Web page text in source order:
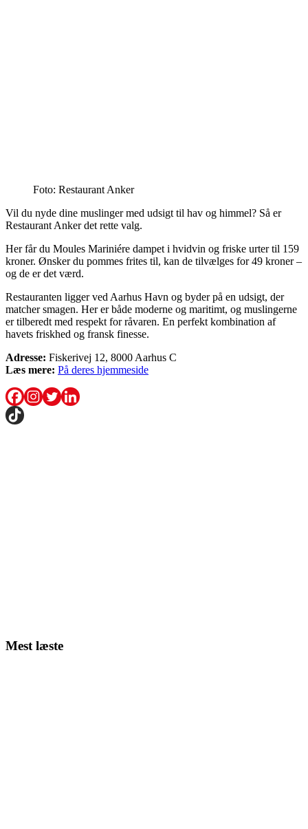
Foto: Restaurant Anker
Vil du nyde dine muslinger med udsigt til hav og himmel? Så er
Restaurant Anker det rette valg.
Her får du Moules Mariniére dampet i hvidvin og friske urter til 159
kroner. Ønsker du pommes frites til, kan de tilvælges for 49 kroner –
og de er det værd.
Restauranten ligger ved Aarhus Havn og byder på en udsigt, der
matcher smagen. Her er både moderne og maritimt, og muslingerne
er tilberedt med respekt for råvaren. En perfekt kombination af
havets friskhed og fransk finesse.
Adresse: Fiskerivej 12, 8000 Aarhus C
Læs mere: På deres hjemmeside
Mest læste